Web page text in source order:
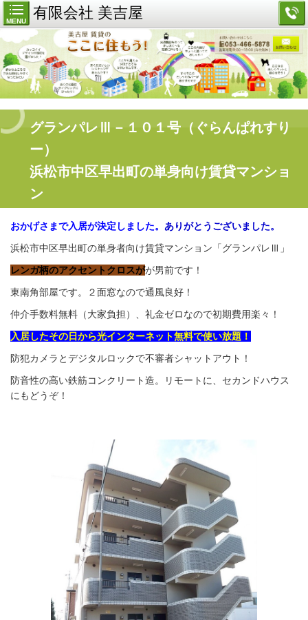
MENU 有限会社 美吉屋
グランパレⅢ－１０１号（ぐらんぱれすり
ー）
浜松市中区早出町の単身向け賃貸マンショ
ン
おかげさまで入居が決定しました。 ありがとうございました。
浜松市中区早出町の単身者向け賃貸マンション「グランパレⅢ」
レンガ柄のアクセントクロスがが男前です！
東南角部屋です。２面窓なので通風良好！
仲介手数料無料（大家負担）、礼金ゼロなので初期費用楽々！
入居したその日から光インターネット無料で使い放題！
防犯カメラとデジタルロックで不審者シャットアウト！
防音性の高い鉄筋コンクリート造。リモートに、セカンドハウス
にもどうぞ！